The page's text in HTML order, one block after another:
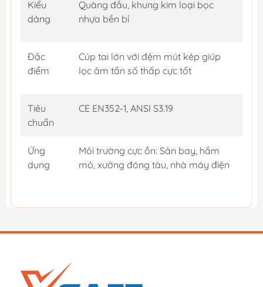
Kiểu
dáng
Quàng đầu, khung kim loại bọc
nhựa bền bỉ
Đặc
điểm
Cúp tai lớn với đệm mút kép giúp
lọc âm tần số thấp cực tốt
Tiêu
chuẩn
CE EN352-1, ANSI S3.19
Ứng
dụng
Môi trường cực ồn: Sân bay, hầm
mỏ, xưởng đóng tàu, nhà máy điện